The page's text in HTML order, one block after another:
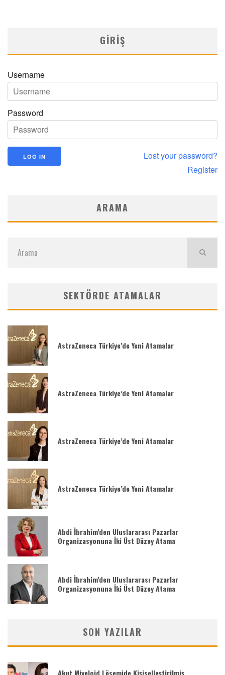
GIRIŞ
Username
Password
Lost your password?
Register
ARAMA
SEKTÖRDE ATAMALAR
AstraZeneca Türkiye’de Yeni Atamalar
AstraZeneca Türkiye’de Yeni Atamalar
AstraZeneca Türkiye’de Yeni Atamalar
AstraZeneca Türkiye’de Yeni Atamalar
Abdi İbrahim’den Uluslararası Pazarlar
Organizasyonuna İki Üst Düzey Atama
Abdi İbrahim’den Uluslararası Pazarlar
Organizasyonuna İki Üst Düzey Atama
SON YAZILAR
Akut Miyeloid Lösemide Kişiselleştirilmiş